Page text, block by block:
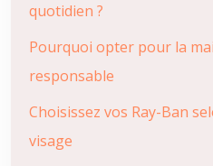
quotidien ?
Pourquoi opter pour la
responsable
Choisissez vos Ray-Ban
visage